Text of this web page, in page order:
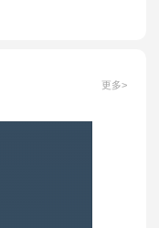
更多>